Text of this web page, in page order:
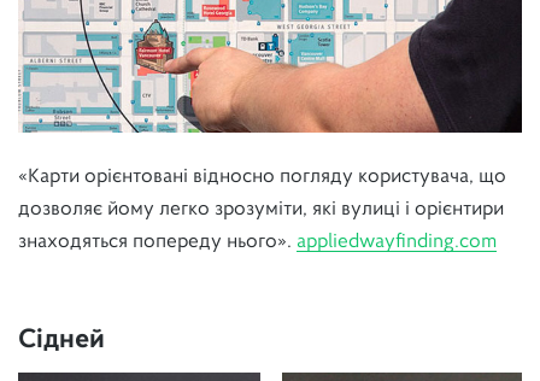
«Карти орієнтовані відносно погляду користувача, що
дозволяє йому легко зрозуміти, які вулиці і орієнтири
знаходяться попереду нього». appliedwayfinding.com
Сідней